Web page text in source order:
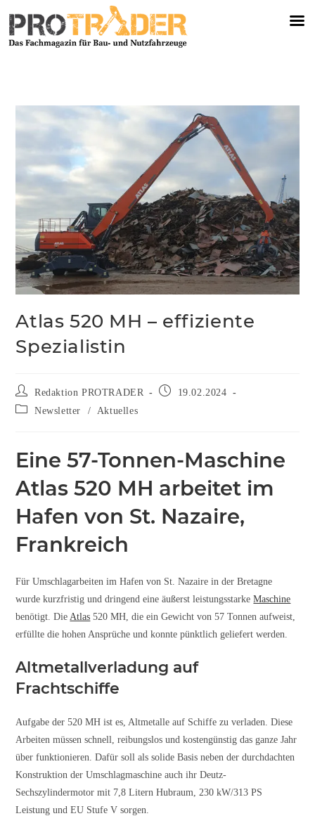
Atlas 520 MH – effiziente
Spezialistin
Redaktion PROTRADER
19.02.2024
Newsletter
/ Aktuelles
Eine 57-Tonnen-Maschine
Atlas 520 MH arbeitet im
Hafen von St. Nazaire,
Frankreich
Für Umschlagarbeiten im Hafen von St. Nazaire in der Bretagne
wurde kurzfristig und dringend eine äußerst leistungsstarkeMaschine
benötigt. Die Atlas 520 MH, die ein Gewicht von 57 Tonnen aufweist,
erfüllte die hohen Ansprüche und konnte pünktlich geliefert werden.
Altmetallverladung auf
Frachtschiffe
Aufgabe der 520 MH ist es, Altmetalle auf Schiffe zu verladen. Diese
Arbeiten müssen schnell, reibungslos und kostengünstig das ganze Jahr
über funktionieren. Dafür soll als solide Basis neben der durchdachten
Konstruktion der Umschlagmaschine auch ihr Deutz-
Sechszylindermotor mit 7,8 Litern Hubraum, 230 kW/313 PS
Leistung und EU Stufe V sorgen.